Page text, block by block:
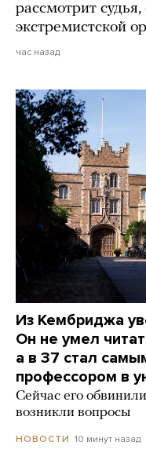
рассмотрит
экстремистской
час назад
Из Кембриджа
Он не умел
а в 37 стал
профессором в
Сейчас его
возникли вопросы
НОВОСТИ 10 минут назад